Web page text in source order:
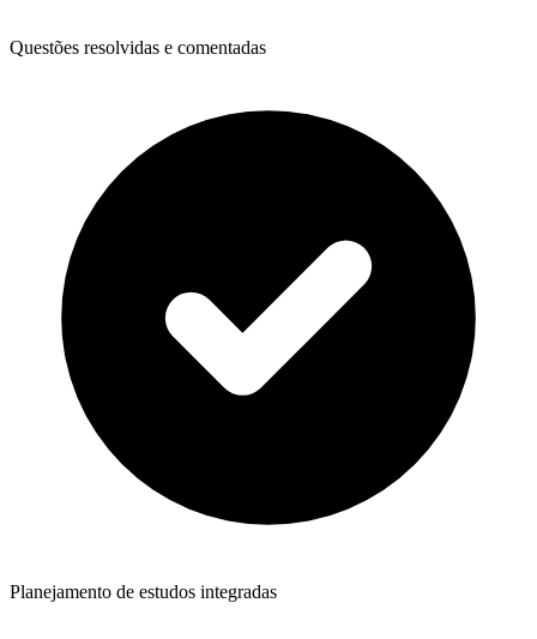
Questões resolvidas e comentadas
Planejamento de estudos integradas